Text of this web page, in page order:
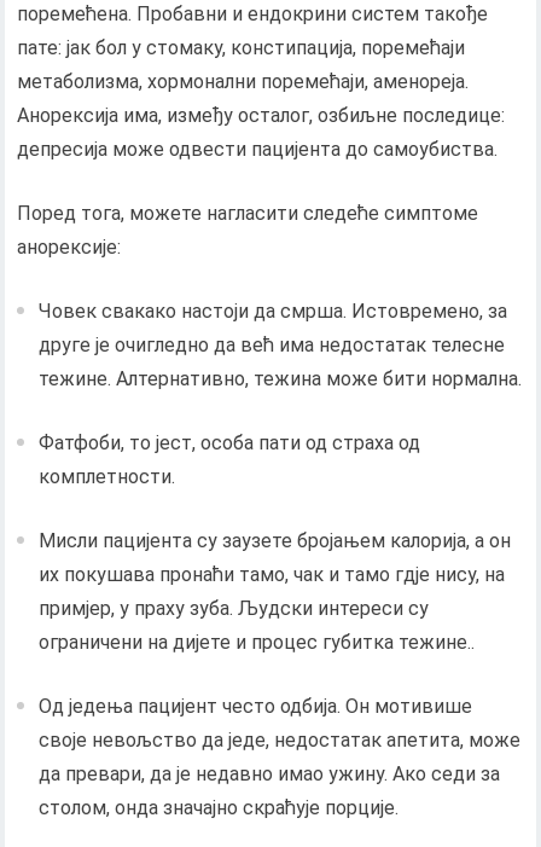
поремећена. Пробавни и ендокрини систем такође
пате: јак бол у стомаку, констипација, поремећаји
метаболизма, хормонални поремећаји, аменореја.
Анорексија има, између осталог, озбиљне последице:
депресија може одвести пацијента до самоубиства.
Поред тога, можете нагласити следеће симптоме
анорексије:
Човек свакако настоји да смрша. Истовремено, за
друге је очигледно да већ има недостатак телесне
тежине. Алтернативно, тежина може бити нормална.
Фатфоби, то јест, особа пати од страха од
комплетности.
Мисли пацијента су заузете бројањем калорија, а он
их покушава пронаћи тамо, чак и тамо гдје нису, на
примјер, у праху зуба. Људски интереси су
ограничени на дијете и процес губитка тежине..
Од једења пацијент често одбија. Он мотивише
своје невољство да једе, недостатак апетита, може
да превари, да је недавно имао ужину. Ако седи за
столом, онда значајно скраћује порције.